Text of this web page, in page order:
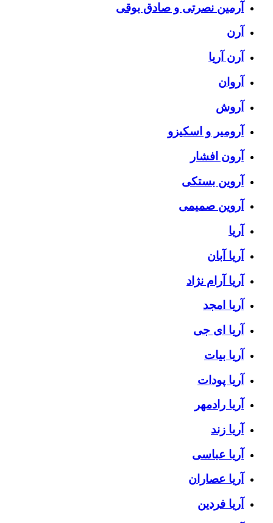
آرمین نصرتی و صادق بوقی
آرن
آرن آریا
آروان
آروش
آرومیر و اسکیزو
آرون افشار
آروین بستکی
آروین صمیمی
آریا
آریا آبان
آریا آرام نژاد
آریا امجد
آریا ای جی
آریا بیات
آریا پودات
آریا رادمهر
آریا زند
آریا عباسی
آریا عصاران
آریا فردین